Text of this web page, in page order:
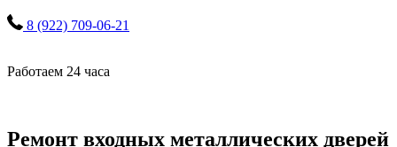
8 (922) 709-06-21
Работаем 24 часа
Ремонт входных металлических дверей